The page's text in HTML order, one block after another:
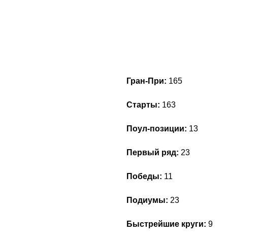
Гран-При: 165
Старты: 163
Поул-позиции: 13
Первый ряд: 23
Победы: 11
Подиумы: 23
Быстрейшие круги: 9